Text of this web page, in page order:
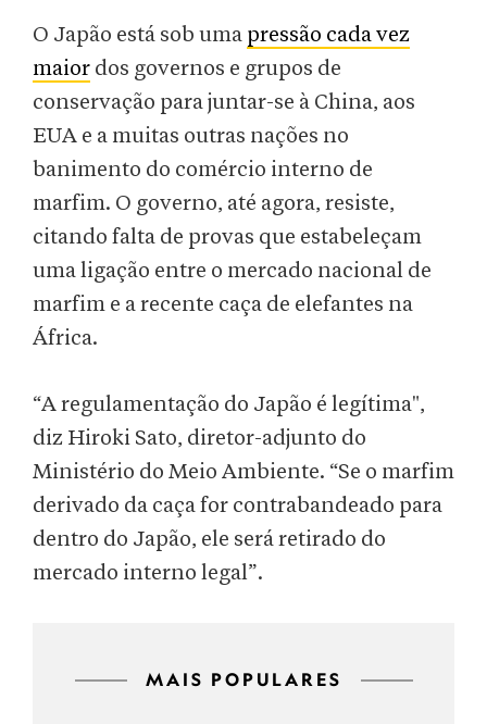
O Japão está sob uma pressão cada vez
maior dos governos e grupos de
conservação para juntar-se à China, aos
EUA e a muitas outras nações no
banimento do comércio interno de
marfim. O governo, até agora, resiste,
citando falta de provas que estabeleçam
uma ligação entre o mercado nacional de
marfim e a recente caça de elefantes na
África.
“A regulamentação do Japão é legítima",
diz Hiroki Sato, diretor-adjunto do
Ministério do Meio Ambiente. “Se o marfim
derivado da caça for contrabandeado para
dentro do Japão, ele será retirado do
mercado interno legal”.
MAIS POPULARES